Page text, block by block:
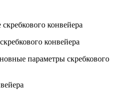
конвейера
конвейера
параметры скребкового